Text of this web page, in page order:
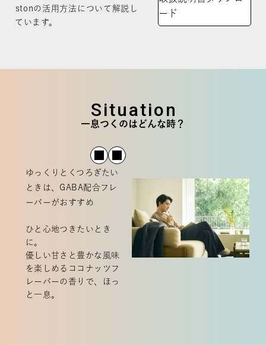
stonの活用方法について解説し
ています。
ード
Situation
一息つくのはどんな時？
ゆっくりとくつろぎたい
ときは、GABA配合フレ
ーバーがおすすめ
ひと心地つきたいとき
に。
優しい甘さと豊かな風味
を楽しめるココナッツフ
レーバーの香りで、ほっ
と一息。